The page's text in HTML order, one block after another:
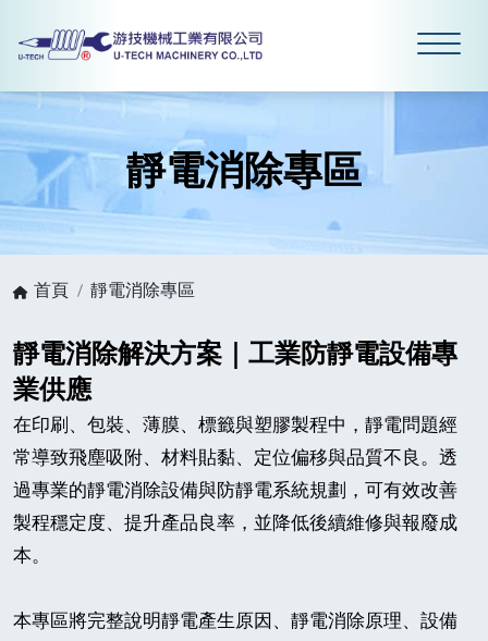
靜電消除專區
首頁 靜電消除專區
靜電消除解決方案｜工業防靜電設備專
業供應
在印刷、包裝、薄膜、標籤與塑膠製程中，靜電問題經
常導致飛塵吸附、材料貼黏、定位偏移與品質不良。透
過專業的靜電消除設備與防靜電系統規劃，可有效改善
製程穩定度、提升產品良率，並降低後續維修與報廢成
本。
本專區將完整說明靜電產生原因、靜電消除原理、設備